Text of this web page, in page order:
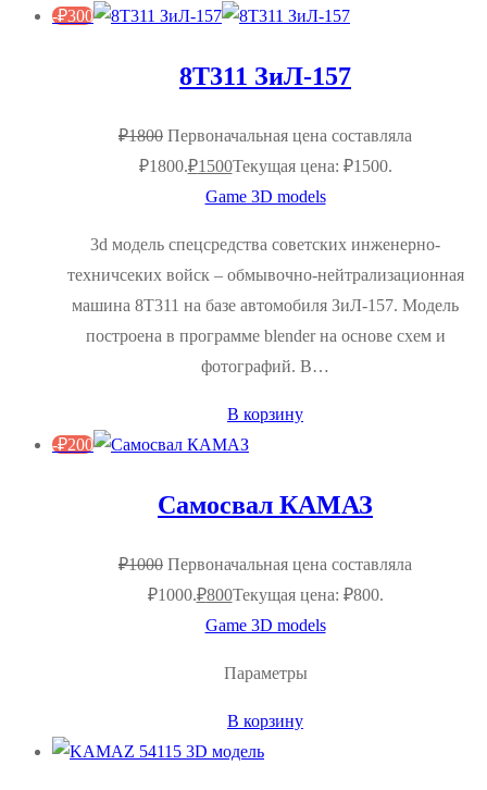
-₽300
8Т311 ЗиЛ-157
₽1800 Первоначальная цена составляла
₽1800.₽1500Текущая цена: ₽1500.
Game 3D models
3d модель спецсредства советских инженерно-
техничсеких войск – обмывочно-нейтрализационная
машина 8Т311 на базе автомобиля ЗиЛ-157. Модель
построена в программе blender на основе схем и
фотографий. В…
В корзину
-₽200
Самосвал КАМАЗ
₽1000 Первоначальная цена составляла
₽1000.₽800Текущая цена: ₽800.
Game 3D models
Параметры
В корзину